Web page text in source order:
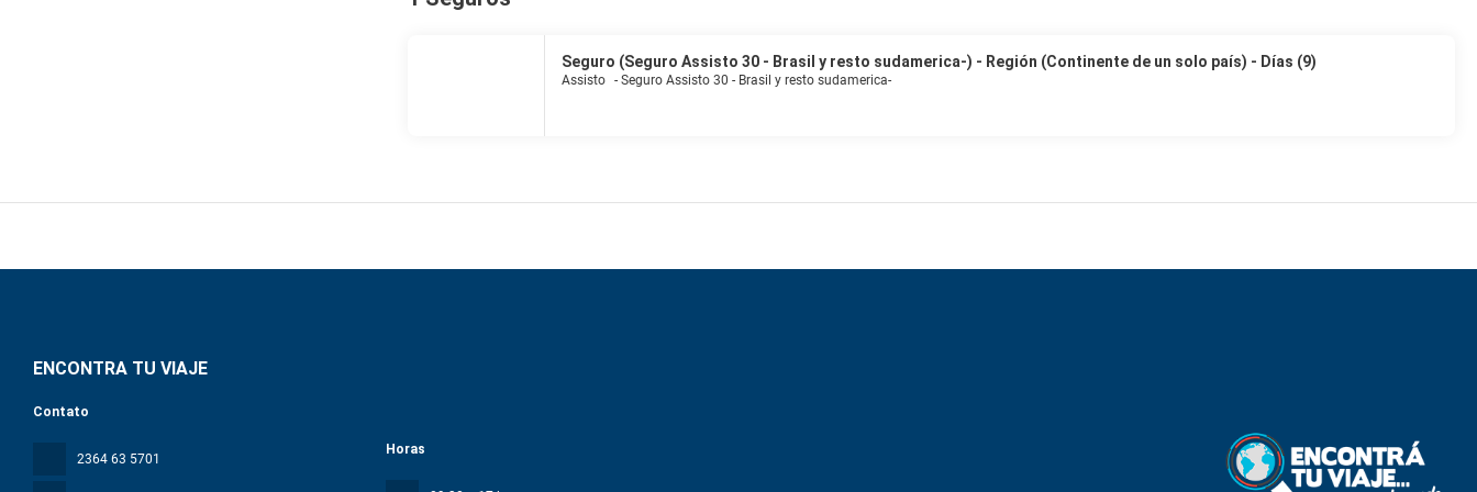
Seguro (Seguro Assisto 30 - Brasil y resto sudamerica-) - Región (Continente de un solo país) - Días (9)
Assisto - Seguro Assisto 30 - Brasil y resto sudamerica-
ENCONTRA TU VIAJE
Contato
2364 63 5701
Horas